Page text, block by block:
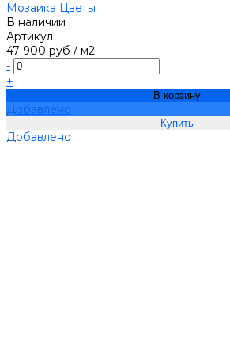
Мозаика Цветы
В наличии
Артикул
47 900 руб / м2
-
+
В корзину
Добавлено
Добавлено